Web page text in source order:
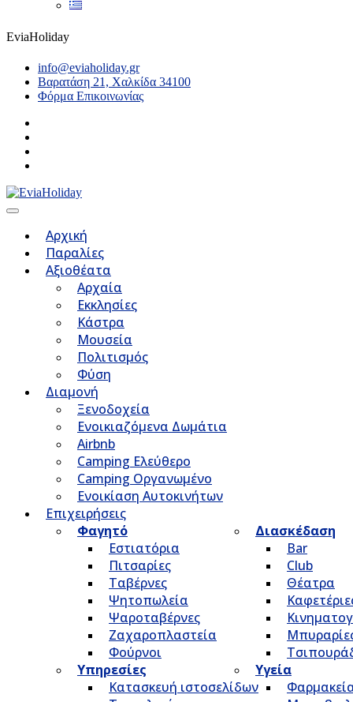
EviaHoliday
info@eviaholiday.gr
Βαρατάση 21, Χαλκίδα 34100
Φόρμα Επικοινωνίας
Αρχική
Παραλίες
Αξιοθέατα
Αρχαία
Εκκλησίες
Κάστρα
Μουσεία
Πολιτισμός
Φύση
Διαμονή
Ξενοδοχεία
Ενοικιαζόμενα Δωμάτια
Airbnb
Camping Ελεύθερο
Camping Οργανωμένο
Ενοικίαση Αυτοκινήτων
Επιχειρήσεις
Φαγητό
Εστιατόρια
Πιτσαρίες
Ταβέρνες
Ψητοπωλεία
Ψαροταβέρνες
Ζαχαροπλαστεία
Φούρνοι
Διασκέδαση
Bar
Club
Θέατρα
Υπηρεσίες
Κατασκευή ιστοσελίδων
Υγεία